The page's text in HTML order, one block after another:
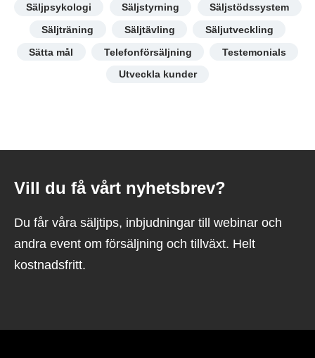
Säljpsykologi
Säljstyrning
Säljstödssystem
Säljträning
Säljtävling
Säljutveckling
Sätta mål
Telefonförsäljning
Testemonials
Utveckla kunder
Vill du få vårt nyhetsbrev?
Du får våra säljtips, inbjudningar till webinar och
andra event om försäljning och tillväxt. Helt
kostnadsfritt.